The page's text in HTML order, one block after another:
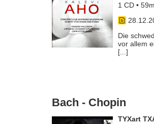
1 CD •
Die
vor allem
[...]
Bach - Chopin
TYXart